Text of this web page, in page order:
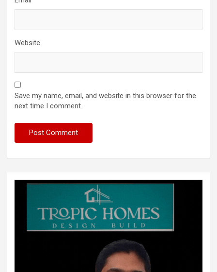
Website
Save my name, email, and website in this browser for the
next time I comment.